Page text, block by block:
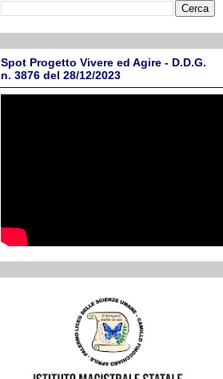
Spot Progetto Vivere ed Agire - D.D.G.
n. 3876 del 28/12/2023